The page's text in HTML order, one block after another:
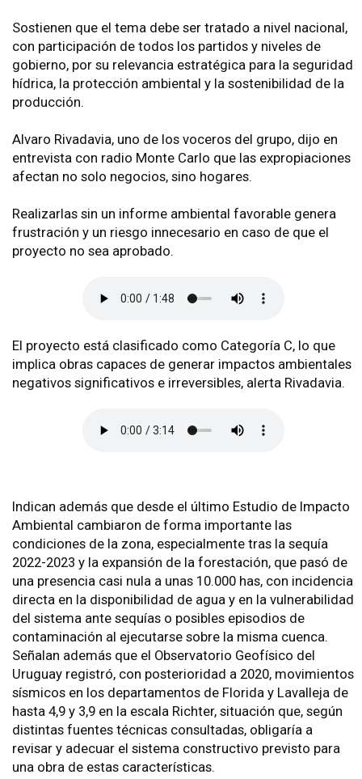
Sostienen que el tema debe ser tratado a nivel nacional,
con participación de todos los partidos y niveles de
gobierno, por su relevancia estratégica para la seguridad
hídrica, la protección ambiental y la sostenibilidad de la
producción.
Alvaro Rivadavia, uno de los voceros del grupo, dijo en
entrevista con radio Monte Carlo que las expropiaciones
afectan no solo negocios, sino hogares.
Realizarlas sin un informe ambiental favorable genera
frustración y un riesgo innecesario en caso de que el
proyecto no sea aprobado.
El proyecto está clasificado como Categoría C, lo que
implica obras capaces de generar impactos ambientales
negativos significativos e irreversibles, alerta Rivadavia.
Indican además que desde el último Estudio de Impacto
Ambiental cambiaron de forma importante las
condiciones de la zona, especialmente tras la sequía
2022-2023 y la expansión de la forestación, que pasó de
una presencia casi nula a unas 10.000 has, con incidencia
directa en la disponibilidad de agua y en la vulnerabilidad
del sistema ante sequías o posibles episodios de
contaminación al ejecutarse sobre la misma cuenca.
Señalan además que el Observatorio Geofísico del
Uruguay registró, con posterioridad a 2020, movimientos
sísmicos en los departamentos de Florida y Lavalleja de
hasta 4,9 y 3,9 en la escala Richter, situación que, según
distintas fuentes técnicas consultadas, obligaría a
revisar y adecuar el sistema constructivo previsto para
una obra de estas características.